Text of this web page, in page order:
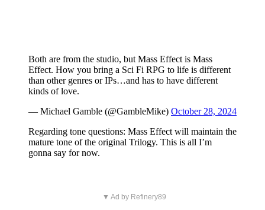
Both are from the studio, but Mass Effect is Mass
Effect. How you bring a Sci Fi RPG to life is different
than other genres or IPs…and has to have different
kinds of love.
— Michael Gamble (@GambleMike) October 28, 2024
Regarding tone questions: Mass Effect will maintain the
mature tone of the original Trilogy. This is all I’m
gonna say for now.
▼ Ad by Refinery89